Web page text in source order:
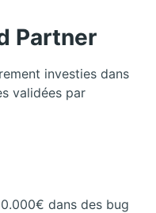
Partner
investies dans
validées par
dans des bug